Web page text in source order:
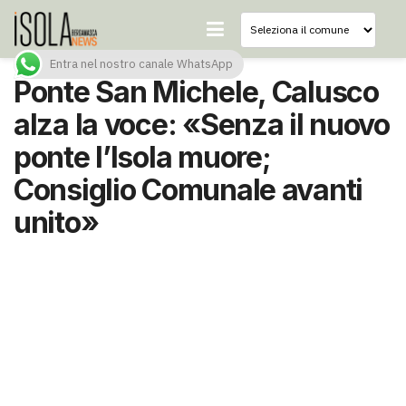
Ponte San Michele, Calusco
alza la voce: «Senza il nuovo
ponte l’Isola muore;
Consiglio Comunale avanti
unito»
Entra nel nostro canale WhatsApp